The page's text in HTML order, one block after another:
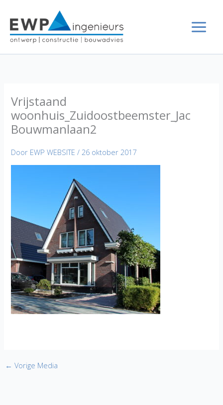
inhoud
Vrijstaand
woonhuis_Zuidoostbeemster_Jac
Bouwmanlaan2
Door EWP WEBSITE/26 oktober 2017
← Vorige Media